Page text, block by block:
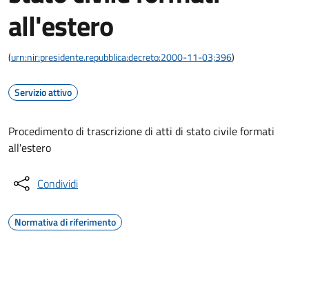
all'estero
(urn:nir:presidente.repubblica:decreto:2000-11-03;396)
Servizio attivo
Procedimento di trascrizione di atti di stato civile formati
all'estero
Condividi
Normativa di riferimento